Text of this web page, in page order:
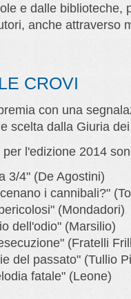
e dalle biblioteche,
anche attraverso
CROVI
con una
scelta dalla Giuria
l'edizione 2014
3/4" (De Agostini)
i cannibali?"
(Mondadori)
dell'odio" (Marsilio)
(Fratelli
del passato" (Tullio
fatale" (Leone)